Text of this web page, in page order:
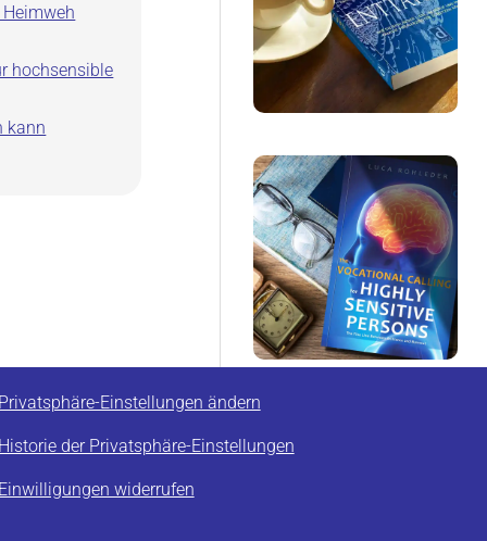
hochsensible
kann
Einstellungen ändern
der Privatsphäre-Einstellungen
widerrufen